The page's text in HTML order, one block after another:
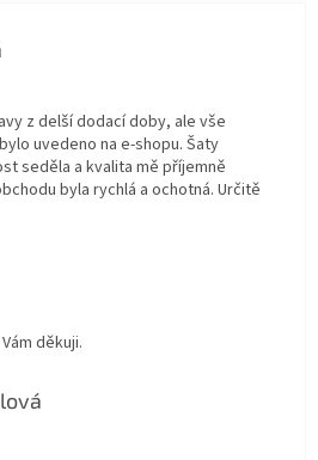
je 5 z 5 hvězdiček.
z delší dodací doby, ale vše
uvedeno na e-shopu. Šaty
seděla a kvalita mě příjemně
byla rychlá a ochotná. Určitě
je 5 z 5 hvězdiček.
děkuji.
je 5 z 5 hvězdiček.